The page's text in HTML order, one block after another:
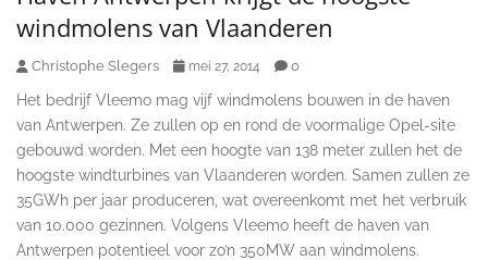
windmolens van Vlaanderen
Christophe Slegers mei 27, 2014 0
Het bedrijf Vleemo mag vijf windmolens bouwen in de haven
van Antwerpen. Ze zullen op en rond de voormalige Opel-site
gebouwd worden. Met een hoogte van 138 meter zullen het de
hoogste windturbines van Vlaanderen worden. Samen zullen ze
35GWh per jaar produceren, wat overeenkomt met het verbruik
van 10.000 gezinnen. Volgens Vleemo heeft de haven van
Antwerpen potentieel voor zo’n 350MW aan windmolens.